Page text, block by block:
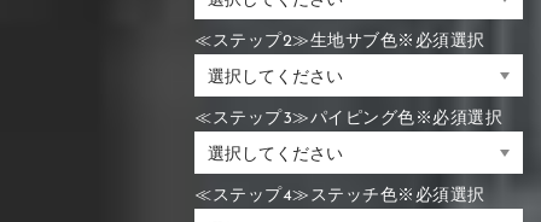
≪ステップ2≫生地サブ色※必須選択
≪ステップ3≫パイピング色※必須選択
≪ステップ4≫ステッチ色※必須選択